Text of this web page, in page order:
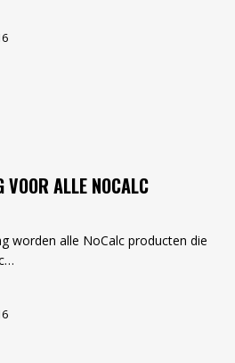
VOOR ALLE NOCALC
worden alle NoCalc producten die